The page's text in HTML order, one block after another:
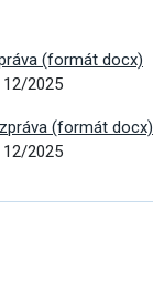
(formát docx)
2025
(formát docx)
2025